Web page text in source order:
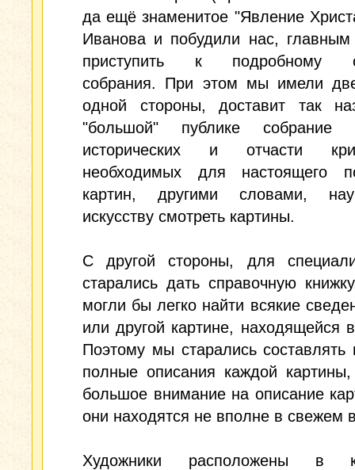
да ещё знаменитое "Явление
Иванова и побудили нас, главным
приступить к подробному
собрания. При этом мы имели
одной стороны, доставит так
"большой" публике собрание
исторических и отчасти
необходимых для настоящего
картин, другими словами,
искусству смотреть картины.
С другой стороны, для
старались дать справочную
могли бы легко найти всякие
или другой картине, находящейся
Поэтому мы старались составлять
полные описания каждой
большое внимание на описание
они находятся не вполне в свежем
Художники расположены в